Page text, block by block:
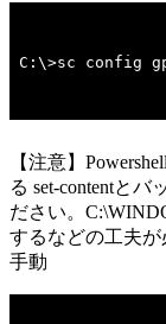
C:\>sc config
【注意】
る set-contentと
ださい。
するなどの工夫が
手動